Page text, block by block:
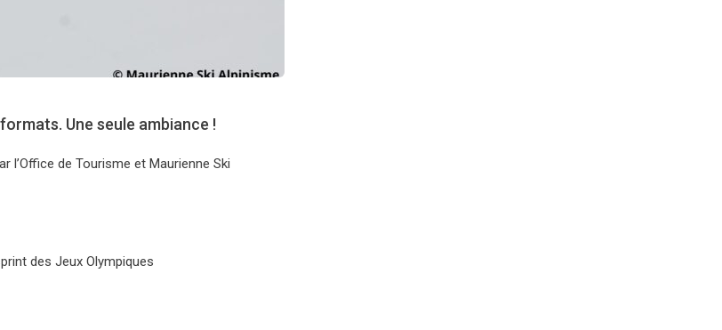
Une seule ambiance !
l’Office de Tourisme et Maurienne Ski
des Jeux Olympiques